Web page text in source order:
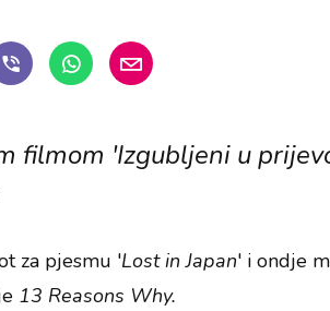
filmom 'Izgubljeni u
za pjesmu 'Lost in Japan' i ondje
13 Reasons Why.